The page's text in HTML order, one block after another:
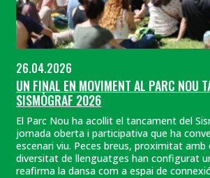
26.04.2026
UN FINAL EN MOVIMENT AL PARC NOU
SISMÒGRAF 2026
El Parc Nou ha acollit el tancament del
jornada oberta i participativa que ha
escenari viu. Peces breus, proximitat amb
diversitat de llenguatges han configurat
reafirma la dansa com a espai de